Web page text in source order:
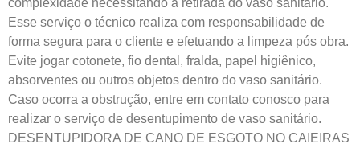
Esse serviço o técnico realiza com responsabilidade de
forma segura para o cliente e efetuando a limpeza pós obra.
Evite jogar cotonete, fio dental, fralda, papel higiênico,
absorventes ou outros objetos dentro do vaso sanitário.
Caso ocorra a obstrução, entre em contato conosco para
realizar o serviço de desentupimento de vaso sanitário.
DESENTUPIDORA DE CANO DE ESGOTO NO CAIEIRAS